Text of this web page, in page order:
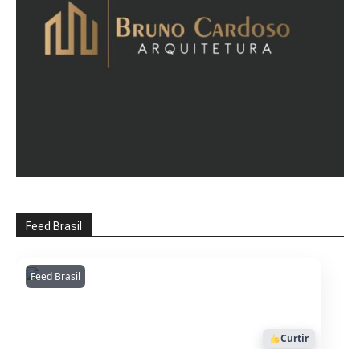
Feed Brasil
Feed BrasilAmazonianarede
1053
Curtir